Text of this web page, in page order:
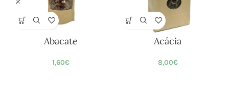
Abacate
1,60€
Acácia
8,00€